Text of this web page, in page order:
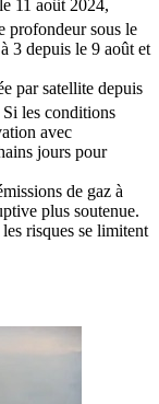
11 août 2024,
profondeur sous le
3 depuis le 9 août et
par satellite depuis
les conditions
avec
jours pour
de gaz à
plus soutenue.
risques se limitent